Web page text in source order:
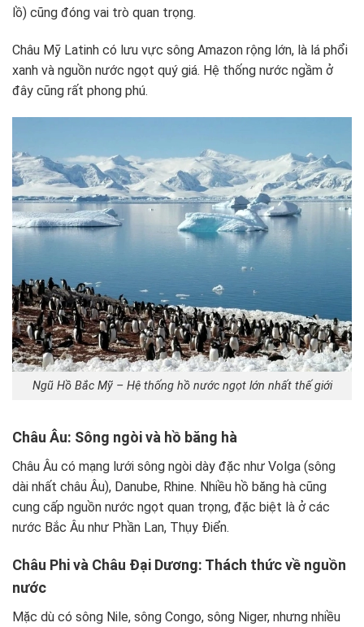
lồ) cũng đóng vai trò quan trọng.
Châu Mỹ Latinh có lưu vực sông Amazon rộng lớn, là lá phổi
xanh và nguồn nước ngọt quý giá. Hệ thống nước ngầm ở
đây cũng rất phong phú.
Ngũ Hồ Bắc Mỹ – Hệ thống hồ nước ngọt lớn nhất thế giới
Châu Âu: Sông ngòi và hồ băng hà
Châu Âu có mạng lưới sông ngòi dày đặc như Volga (sông
dài nhất châu Âu), Danube, Rhine. Nhiều hồ băng hà cũng
cung cấp nguồn nước ngọt quan trọng, đặc biệt là ở các
nước Bắc Âu như Phần Lan, Thụy Điển.
Châu Phi và Châu Đại Dương: Thách thức về nguồn
nước
Mặc dù có sông Nile, sông Congo, sông Niger, nhưng nhiều